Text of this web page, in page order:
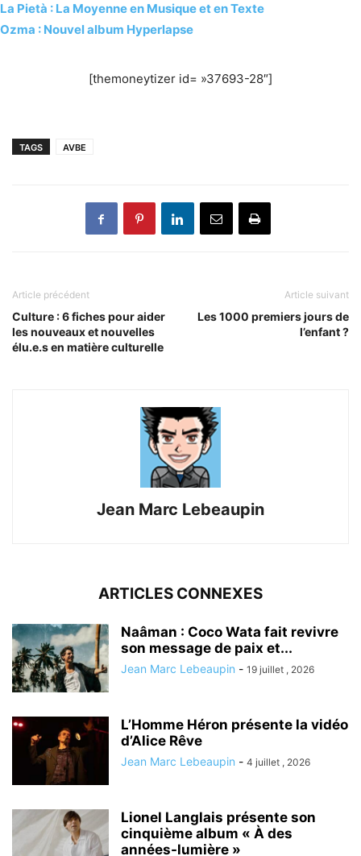
La Pietà : La Moyenne en Musique et en Texte
Ozma : Nouvel album Hyperlapse
[themoneytizer id= »37693-28″]
TAGS AVBE
Article précédent
Culture : 6 fiches pour aider
les nouveaux et nouvelles
élu.e.s en matière culturelle
Article suivant
Les 1000 premiers jours de
l’enfant ?
Jean Marc Lebeaupin
ARTICLES CONNEXES
Naâman : Coco Wata fait revivre
son message de paix et...
Jean Marc Lebeaupin - 19 juillet , 2026
L’Homme Héron présente la vidéo
d’Alice Rêve
Jean Marc Lebeaupin - 4 juillet , 2026
Lionel Langlais présente son
cinquième album « À des
années-lumière »